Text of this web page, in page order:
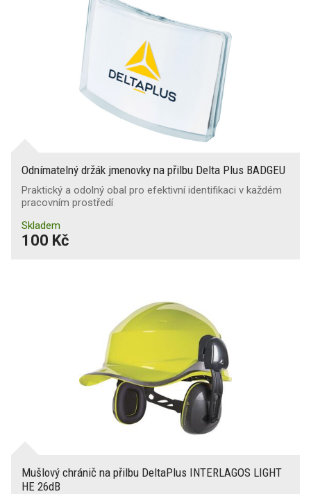
Odnímatelný držák jmenovky na přilbu Delta Plus BADGEU
Praktický a odolný obal pro efektivní identifikaci v každém
pracovním prostředí
Skladem
100 Kč
Mušlový chránič na přilbu DeltaPlus INTERLAGOS LIGHT
HE 26dB